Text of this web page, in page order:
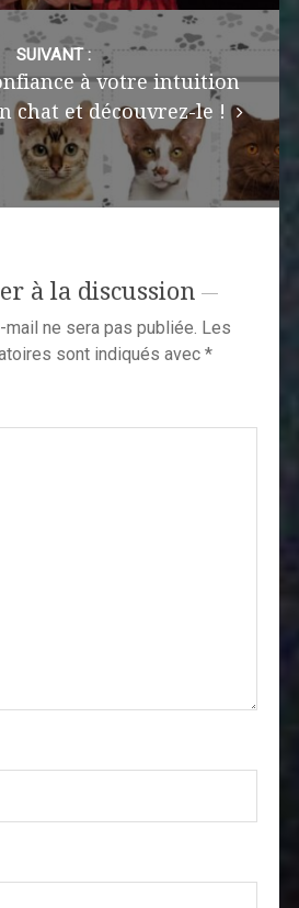
SUIVANT :
à votre intuition
chat et découvrez-le !
à la discussion
ne sera pas publiée. Les
sont indiqués avec *